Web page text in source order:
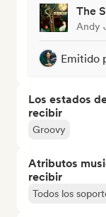
The
Andy
Emitido
Los estados
recibir
Groovy
Atributos
recibir
Todos los